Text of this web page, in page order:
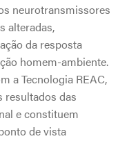
neurotransmissores
alteradas,
da resposta
homem-ambiente.
a Tecnologia REAC,
resultados das
e constituem
de vista